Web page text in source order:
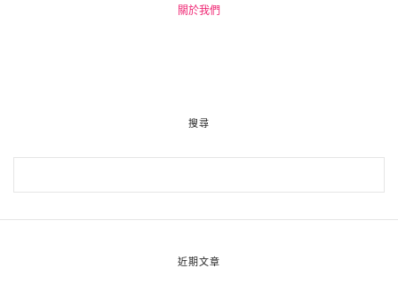
關於我們
搜尋
近期文章